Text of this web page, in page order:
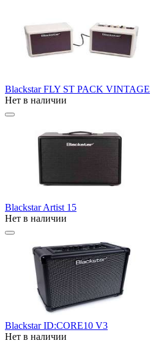
Blackstar FLY ST PACK VINTAGE
Нет в наличии
Blackstar Artist 15
Нет в наличии
Blackstar ID:CORE10 V3
Нет в наличии